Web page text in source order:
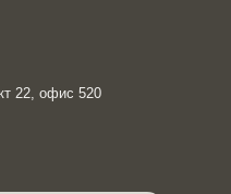
22, офис 520